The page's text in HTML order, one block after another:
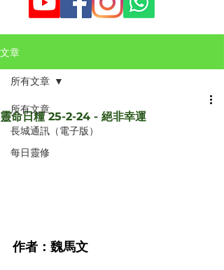
文章
所有文章
長城通訊（電子版）
每日靈修
所有文章
靈命日糧 25-2-24 - 絕非幸運
作者：魏馬文